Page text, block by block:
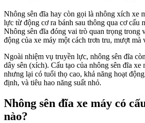
Nhông sên đĩa hay còn gọi là nhông xích xe
lực từ động cơ ra bánh sau thông qua cơ cấu
Nhông sên đĩa đóng vai trò quan trọng trong
động của xe máy một cách trơn tru, mượt mà
Ngoài nhiệm vụ truyền lực, nhông sên đĩa
dây sên (xích). Cấu tạo của nhông sên đĩa xe
nhưng lại có tuổi thọ cao, khả năng hoạt
định, và tiêu hao năng suất nhỏ.
Nhông sên đĩa xe máy có
nào?